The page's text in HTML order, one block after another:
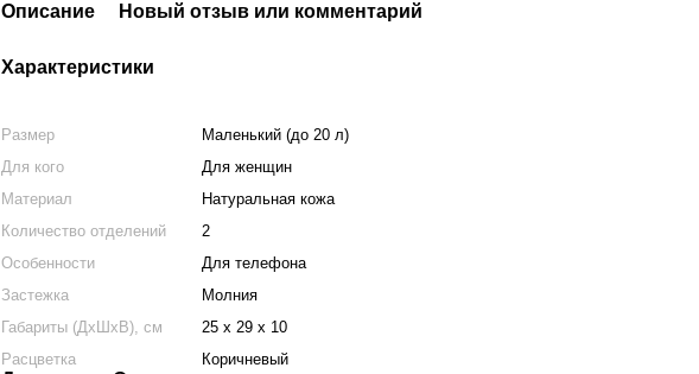
Описание Новый отзыв или комментарий
Характеристики
Размер
Маленький (до 20 л)
Для кого
Для женщин
Материал
Натуральная кожа
Количество отделений
2
Особенности
Для телефона
Застежка
Молния
Габариты (ДхШхВ), см
25 x 29 x 10
Расцветка
Коричневый